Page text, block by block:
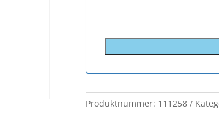
Produktnummer: 111258